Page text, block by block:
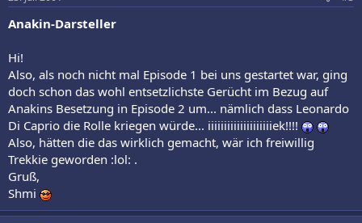
Anakin-Darsteller
Hi!
Also, als noch nicht mal Episode 1 bei uns gestartet war, ging
doch schon das wohl entsetzlichste Gerücht im Bezug auf
Anakins Besetzung in Episode 2 um... nämlich dass Leonardo
Di Caprio die Rolle kriegen würde... iiiiiiiiiiiiiiiiiiiiek!!!!
Also, hätten die das wirklich gemacht, wär ich freiwillig
Trekkie geworden :lol: .
Gruß,
Shmi